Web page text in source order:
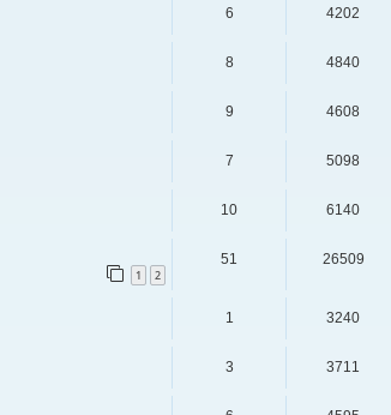
6 4202
8 4840
9 4608
7 5098
10 6140
1 2
51 26509
1 3240
3 3711